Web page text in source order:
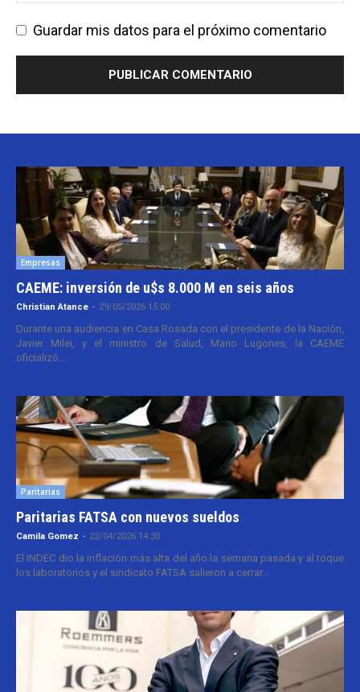
Guardar mis datos para el próximo comentario
Empresas
CAEME: inversión de u$s 8.000 M en seis años
Christian Atance - 29/05/2026 15:00
Durante una audiencia en Casa Rosada con el presidente de la Nación,
Javier Milei, y el ministro de Salud, Mario Lugones, la CAEME
oficializó...
Paritarias
Paritarias FATSA con nuevos sueldos
Camila Gomez - 22/04/2026 14:30
El INDEC dio la inflación más alta del año la semana pasada y al toque
los laboratorios y el sindicato FATSA salieron a cerrar...